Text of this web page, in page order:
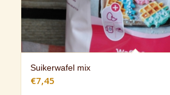
Suikerwafel mix
€7,45